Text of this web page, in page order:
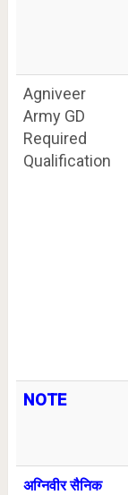
Agniveer
Army GD
Required
Qualification
NOTE
अग्निवीर सैनिक